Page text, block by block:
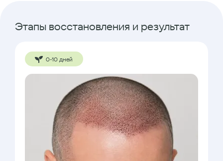
Этапы восстановления и результат
0-10 дней